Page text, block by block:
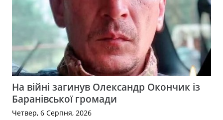
На війні загинув Олександр Окончик із
Баранівської громади
Четвер, 6 Серпня, 2026